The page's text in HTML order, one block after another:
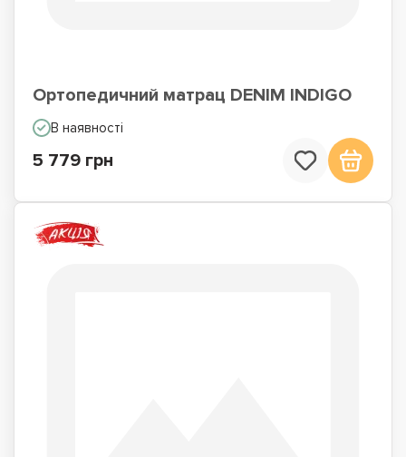
Ортопедичний матрац DENIM INDIGO
В наявності
5 779 грн